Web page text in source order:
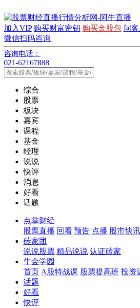
加入VIP 购买财富密钥 购买金股包 问客
微信扫码咨询
咨询电话：
021-62167888
综合
股票
板块
嘉宾
课程
基金
经理
说说
快评
消息
好看
话题
点掌财经
股票直播 回看 预告 点播 股市快讯
砖家团
说说股票 精品说说 认证砖家
牛金学园
首页 A股特战课 股票提高班 投资
话题
好看
快评